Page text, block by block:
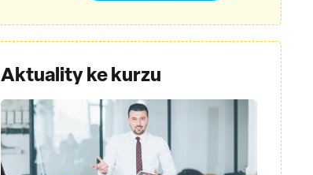
Aktuality ke kurzu